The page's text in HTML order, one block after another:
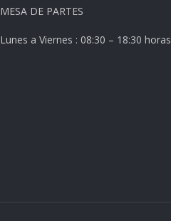
MESA DE PARTES
Lunes a Viernes : 08:30 – 18:30 horas